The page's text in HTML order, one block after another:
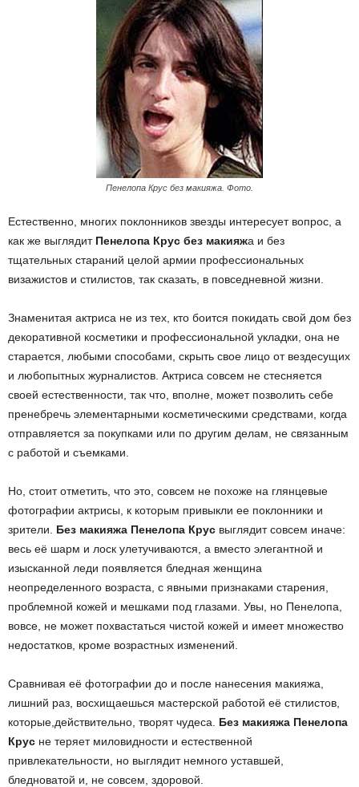
Пенелопа Крус без макияжа. Фото.
Естественно, многих поклонников звезды интересует вопрос, а
как же выглядит Пенелопа Крус без макияжа и без
тщательных стараний целой армии профессиональных
визажистов и стилистов, так сказать, в повседневной жизни.
Знаменитая актриса не из тех, кто боится покидать свой дом без
декоративной косметики и профессиональной укладки, она не
старается, любыми способами, скрыть свое лицо от вездесущих
и любопытных журналистов. Актриса совсем не стесняется
своей естественности, так что, вполне, может позволить себе
пренебречь элементарными косметическими средствами, когда
отправляется за покупками или по другим делам, не связанным
с работой и съемками.
Но, стоит отметить, что это, совсем не похоже на глянцевые
фотографии актрисы, к которым привыкли ее поклонники и
зрители. Без макияжа Пенелопа Крус выглядит совсем иначе:
весь её шарм и лоск улетучиваются, а вместо элегантной и
изысканной леди появляется бледная женщина
неопределенного возраста, с явными признаками старения,
проблемной кожей и мешками под глазами. Увы, но Пенелопа,
вовсе, не может похвастаться чистой кожей и имеет множество
недостатков, кроме возрастных изменений.
Сравнивая её фотографии до и после нанесения макияжа,
лишний раз, восхищаешься мастерской работой её стилистов,
которые,действительно, творят чудеса. Без макияжа Пенелопа
Крус не теряет миловидности и естественной
привлекательности, но выглядит немного уставшей,
бледноватой и, не совсем, здоровой.